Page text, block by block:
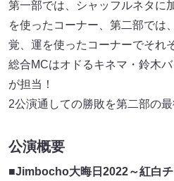
第一部では、シャッフルネタに
を使ったコーナー、第二部では
覚、運を使ったコーナーでそれ
総合MCはオドるキネマ・鈴木
が担当！
2公演通しての勝敗を第二部の最
公演概要
■Jimbocho大晦日2022～紅白